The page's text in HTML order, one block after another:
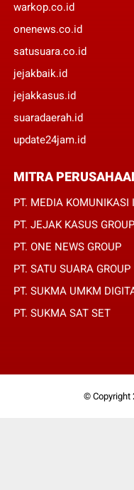
warkop.co.id
onenews.co.id
satusuara.co.id
jejakbaik.id
jejakkasus.id
suaradaerah.id
update24jam.id
MITRA
PT. MEDIA KOMUNIKASI
PT. JEJAK KASUS GROUP
PT. ONE NEWS GROUP
PT. SATU SUARA GROUP
PT. SUKMA UMKM
PT. SUKMA SAT SET
© Copyright